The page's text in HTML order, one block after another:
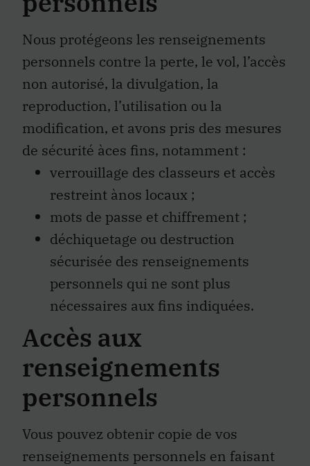
Nous protégeons les renseignements
personnels contre la perte, le vol, l’accès
non autorisé, la divulgation, la
reproduction, l’utilisation ou la
modification, et avons pris des mesures
de sécurité àces fins, notamment :
verrouillage des classeurs et accès
restreint ànos locaux ;
mots de passe et chiffrement ;
déchiquetage ou destruction
sécurisée des renseignements
personnels qui ne sont plus
nécessaires aux fins indiquées.
Accès aux
renseignements
personnels
Vous pouvez obtenir copie de vos
renseignements personnels en faisant